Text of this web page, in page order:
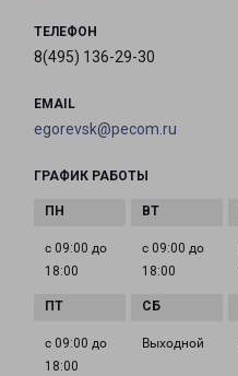
ТЕЛЕФОН
8(495) 136-29-30
EMAIL
egorevsk@pecom.ru
ГРАФИК РАБОТЫ
с 09:00 до
18:00
с 09:00 до
18:00
с 09:00 до
18:00
Выходной